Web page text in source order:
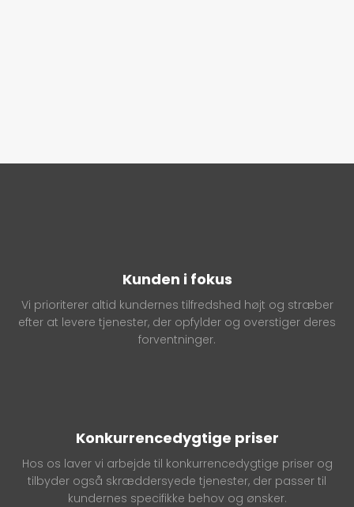
Kunden i fokus
Vi prioriterer altid kundernes tilfredshed højt og stræber
efter at levere tjenester, der opfylder og overstiger deres
forventninger.
Konkurrencedygtige priser
Hos os laver vi arbejde til konkurrencedygtige priser og
tilbyder også skræddersyede tjenester, der passer til
kundernes specifikke behov og ønsker.